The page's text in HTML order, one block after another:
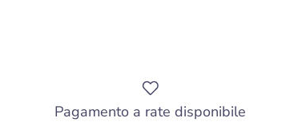
Pagamento a rate disponibile